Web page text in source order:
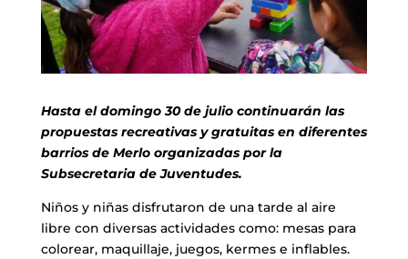
Hasta el domingo 30 de julio continuarán las
propuestas recreativas y gratuitas en diferentes
barrios de Merlo organizadas por la
Subsecretaria de Juventudes.
Niños y niñas disfrutaron de una tarde al aire
libre con diversas actividades como: mesas para
colorear, maquillaje, juegos, kermes e inflables.